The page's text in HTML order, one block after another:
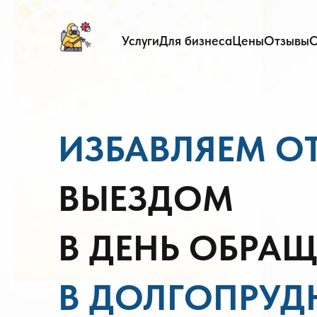
УслугиДля бизнесаЦеныОтзывы
ИЗБАВЛЯЕМ
ВЫЕЗДОМ
В ДЕНЬ
В